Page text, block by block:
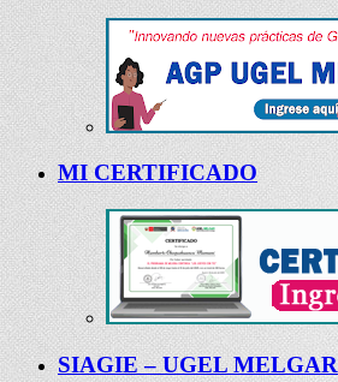
MI CERTIFICADO
SIAGIE – UGEL MELGAR